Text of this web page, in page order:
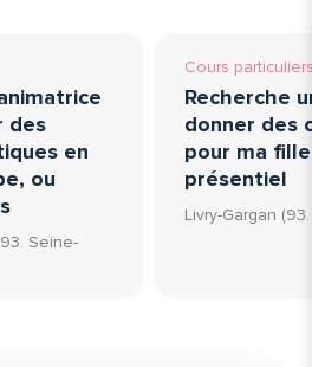
des
en
ou
Seine-
Cours
Recherche
donner des
pour ma
présentiel
Livry-Gargan